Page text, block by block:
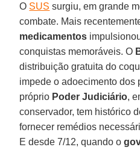
O SUS surgiu, em grande
combate. Mais
medicamentos
conquistas memoráveis. O
distribuição gratuita do
impede o adoecimento dos
próprio Poder Judiciário,
conservador, tem histórico
fornecer remédios
E desde 7/12, quando o